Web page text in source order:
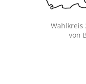
Wahlkreis
von